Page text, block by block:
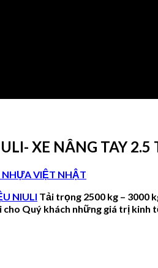
XE NÂNG TAY 2.5
NHỰA VIỆT NHẬT
NIULI Tải trọng 2500 kg – 3000
cho Quý khách những giá trị kinh